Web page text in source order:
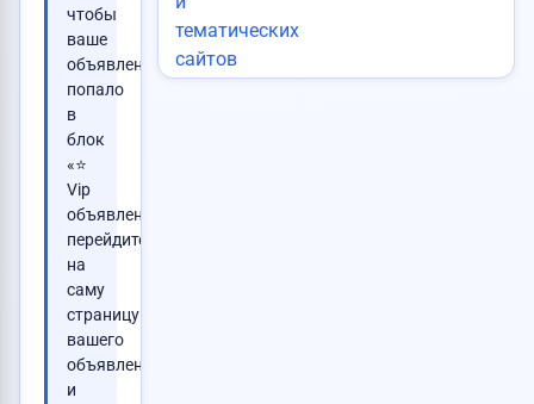
чтобы
ваше
объявление
попало
в
блок
«⭐
Vip
объявления»,
перейдите
на
саму
страницу
вашего
объявления
и